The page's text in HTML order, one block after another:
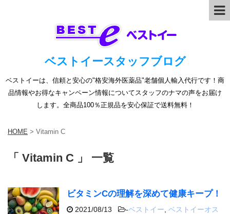
ベストイースタッフブログ
ベストイーは、信頼と安心の"格安海外医薬品"老舗個人輸入代行です！商
品情報やお得なキャンペーン情報についてスタッフのナマの声をお届け
します。全商品100％正規品を安心保証で送料無料！
HOME > Vitamin C
「 Vitamin C 」 一覧
ビタミンCの理解を深めて健康キープ！
2021/08/13 -ベストイー ベストイーオス